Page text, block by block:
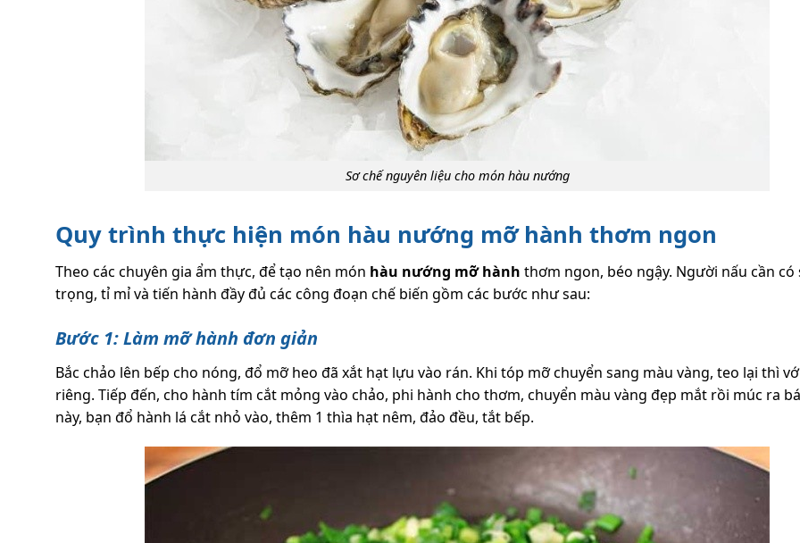
Sơ chế nguyên liệu cho món hàu nướng
Quy trình thực hiện món hàu nướng mỡ hành thơm ngon
Theo các chuyên gia ẩm thực, để tạo nên món hàu nướng mỡ hành thơm ngon, béo ngậy. Người nấu cần có
trọng, tỉ mỉ và tiến hành đầy đủ các công đoạn chế biến gồm các bước như sau:
Bước 1: Làm mỡ hành đơn giản
Bắc chảo lên bếp cho nóng, đổ mỡ heo đã xắt hạt lựu vào rán. Khi tóp mỡ chuyển sang màu vàng, teo lại thì
riêng. Tiếp đến, cho hành tím cắt mỏng vào chảo, phi hành cho thơm, chuyển màu vàng đẹp mắt rồi múc ra
này, bạn đổ hành lá cắt nhỏ vào, thêm 1 thìa hạt nêm, đảo đều, tắt bếp.